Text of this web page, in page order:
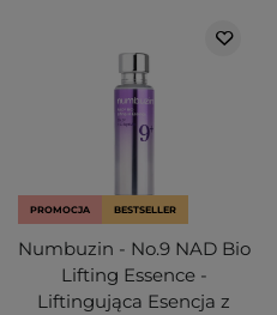
PROMOCJA BESTSELLER
Numbuzin - No.9 NAD Bio
Lifting Essence -
Liftingująca Esencja z